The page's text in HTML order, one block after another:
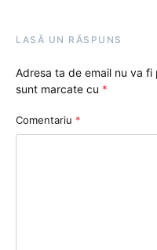
LASĂ UN RĂSPUNS
Adresa ta de email nu va fi
sunt marcate cu *
Comentariu *